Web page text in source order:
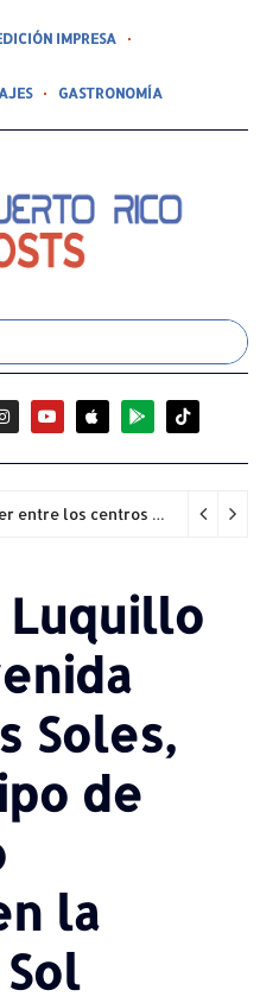
IMPRESA
GASTRONOMÍA
Hospital General de Castañer entre los centros de salud comunitarios con mejor desempeño clínico de Estados Unidos
Soles,
de
la